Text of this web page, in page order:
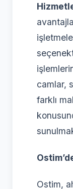
camlar,
farklı
Ostim,